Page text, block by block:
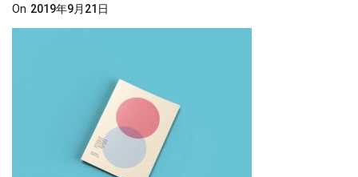
Posted
On
On 2019年9月21日